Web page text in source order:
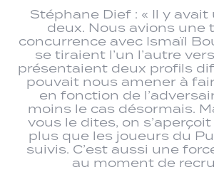
Stéphane Dief : « Il y
deux. Nous avions une
concurrence avec Ismaïl
se tiraient l’un l’autre
présentaient deux profils
pouvait nous amener à
en fonction de
moins le cas désormais.
vous le dites, on
plus que les joueurs du
suivis. C’est aussi une
au moment de